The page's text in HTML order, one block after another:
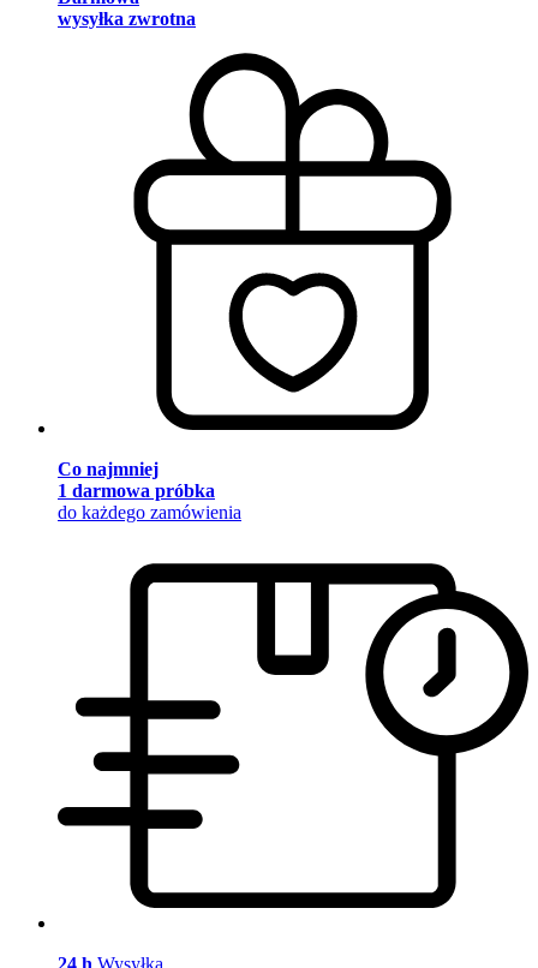
wysyłka zwrotna
Co najmniej
1 darmowa próbka
do każdego zamówienia
24 h Wysyłka